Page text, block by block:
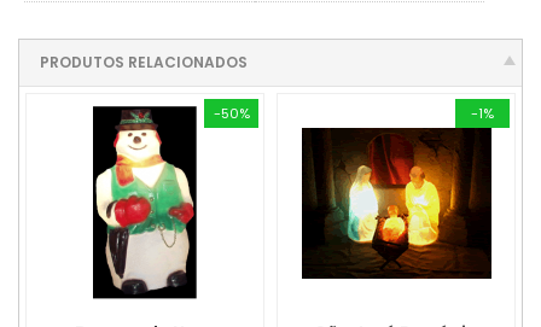
PRODUTOS RELACIONADOS
-50% -1%